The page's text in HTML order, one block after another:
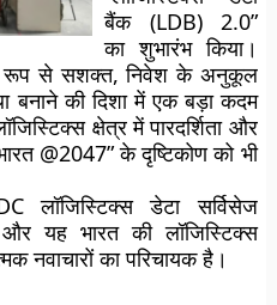
बैंक (LDB) 2.0”
का शुभारंभ किया।
रूप से सशक्त, निवेश के अनुकूल
बनाने की दिशा में एक बड़ा कदम
क्षेत्र में पारदर्शिता और
@2047” के दृष्टिकोण को भी
लॉजिस्टिक्स डेटा सर्विसेज
और यह भारत की लॉजिस्टिक्स
नवाचारों का परिचायक है।